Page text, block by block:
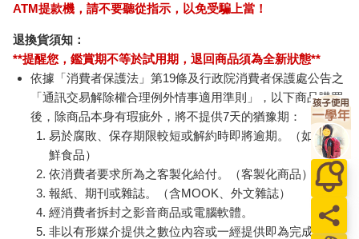
ATM提款機，請不要聽從指示，以免受騙上當！
退換貨須知：
**提醒您，鑑賞期不等於試用期，退回商品須為全新狀態**
依據「消費者保護法」第19條及行政院消費者保護處公告之
「通訊交易解除權合理例外情事適用準則」，以下商品購買
後，除商品本身有瑕疵外，將不提供7天的猶豫期：
易於腐敗、保存期限較短或解約時即將逾期。（如：生
鮮食品）
依消費者要求所為之客製化給付。（客製化商品）
報紙、期刊或雜誌。（含MOOK、外文雜誌）
經消費者拆封之影音商品或電腦軟體。
非以有形媒介提供之數位內容或一經提供即為完成之線